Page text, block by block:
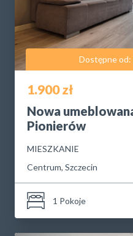
Dostępne od:
1.900 zł
Nowa
Pionierów
MIESZKANIE
Centrum, Szczecin
1 Pokoje